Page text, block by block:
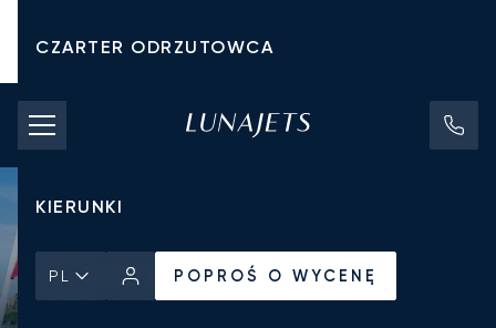
CZARTER ODRZUTOWCA
KOSZTY CZARTERU
PRYWATNE ODRZUTOWCE
KIERUNKI
PL POPROŚ O WYCENĘ